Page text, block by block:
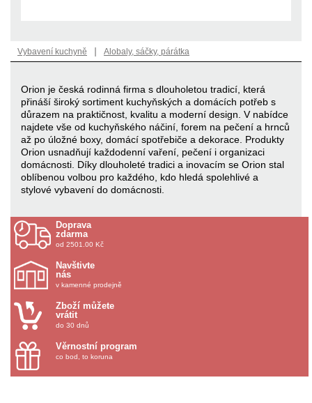
Vybavení kuchyně | Alobaly, sáčky, párátka
Orion je česká rodinná firma s dlouholetou tradicí, která
přináší široký sortiment kuchyňských a domácích potřeb s
důrazem na praktičnost, kvalitu a moderní design. V nabídce
najdete vše od kuchyňského náčiní, forem na pečení a hrnců
až po úložné boxy, domácí spotřebiče a dekorace. Produkty
Orion usnadňují každodenní vaření, pečení i organizaci
domácnosti. Díky dlouholeté tradici a inovacím se Orion stal
oblíbenou volbou pro každého, kdo hledá spolehlivé a
stylové vybavení do domácnosti.
Doprava
zdarma
od 2501.00 Kč
Navštivte
nás
v kamenné prodejně
Zboží můžete
vrátit
do 30 dnů
Věrnostní program
co bod, to koruna